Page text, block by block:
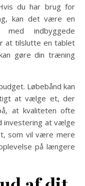
du har brug for
kan det være en
indbyggede
at tilslutte en tablet
gøre din træning
Løbebånd kan
at vælge et, der
at kvaliteten ofte
investering at vælge
som vil være mere
på længere